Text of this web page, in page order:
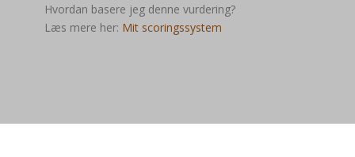
Hvordan basere jeg denne vurdering?
Læs mere her: Mit scoringssystem